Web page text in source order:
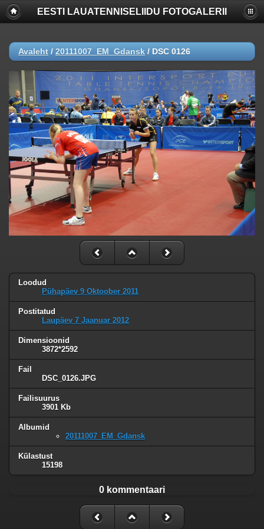
Deprecated: Function create_function() is deprecated in
/www/apache/domains/www.lauatennis.ee/htdocs/gallery/include/
Deprecated: The each() function is deprecated. This message will be
suppressed on further calls in
/www/apache/domains/www.lauatennis.ee/htdocs/gallery/include/
on line293
EESTI LAUATENNISELIIDU FOTOGALERII
Avaleht / 20111007_EM_Gdansk / DSC 0126
Loodud
Pühapäev 9 Oktoober 2011
Postitatud
Laupäev 7 Jaanuar 2012
Dimensioonid
3872*2592
Fail
DSC_0126.JPG
Failisuurus
3901 Kb
Albumid
20111007_EM_Gdansk
Külastust
15198
0 kommentaari